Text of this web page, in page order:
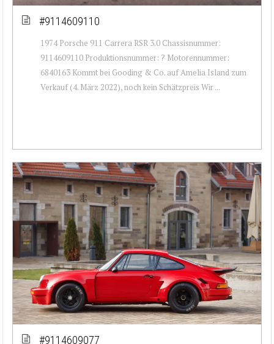
#9114609110
1974 Porsche 911 Carrera RSR 3.0 Chassisnummer:
9114609110 Produktionsnummer: ? Motorennummer:
6840163 Kommt bei Gooding & Co. auf Amelia Island zum
Verkauf (4. März 2022), noch kein Schätzpreis Wir ...
#9114609077